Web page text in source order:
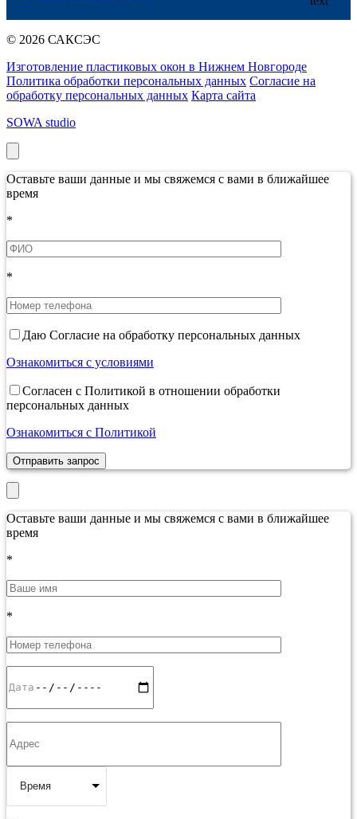
© 2026 САКСЭС
Изготовление пластиковых окон в Нижнем Новгороде
Политика обработки персональных данных Согласие на
обработку персональных данных Карта сайта
SOWA studio
Оставьте ваши данные и мы свяжемся с вами в ближайшее
время
*
*
Даю Согласие на обработку персональных данных
Ознакомиться с условиями
Согласен с Политикой в отношении обработки
персональных данных
Ознакомиться с Политикой
Отправить запрос
Оставьте ваши данные и мы свяжемся с вами в ближайшее
время
*
*